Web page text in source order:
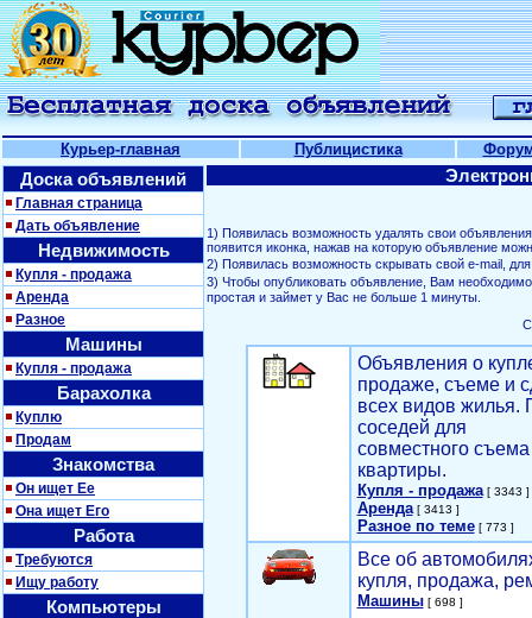
Курьер-главная Публицистика
Доска объявлений
Главная страница
Дать объявление
Недвижимость
Купля - продажа
Аренда
Разное
Машины
Купля - продажа
Барахолка
Куплю
Продам
Знакомства
Он ищет Ее
Она ищет Его
Работа
Требуются
Ищу работу
Компьютеры
1) Появилась возможность удалять свои
появится иконка, нажав на которую объявление
2) Появилась возможность скрывать свой е-mail,
3) Чтобы опубликовать объявление, Вам
простая и займет у Вас не больше 1 минуты.
Объявления о
продаже, съеме и
всех видов жилья.
соседей для
совместного съема
квартиры.
Купля - продажа[ 3343 ]
Аренда[ 3413 ]
Разное по теме[ 773 ]
Все об
купля, продажа,
Машины[ 698 ]